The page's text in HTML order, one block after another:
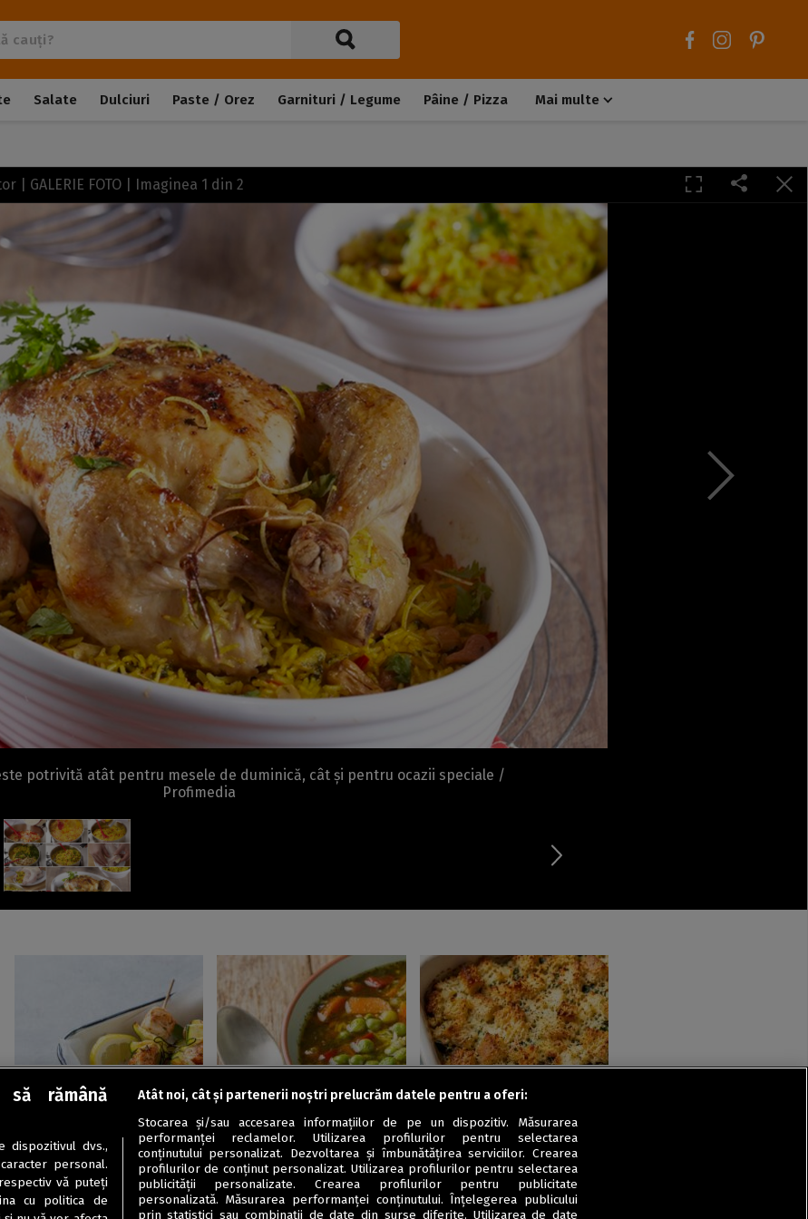
Salate Dulciuri Paste / Orez Garnituri / Legume Pâine / Pizza Mai multe
Chiteluțe / Carne tocată
Biscuiți / Fursecuri
Deserturi de post
Înghețată
Tarte sărate
Tarte dulci / Cheesecake
Decorațiuni / Condimente
Rețete de bază
Băuturi
Rețete de post
Ricette in italiano
| GALERIE FOTO | Imaginea 1 din 2
potrivită atât pentru mesele de duminică, cât și pentru ocazii speciale /
Profimedia
Frigărui de pui cu dovlecei,
ideale pentru mesele de
vară
Supă de pui cu orez și
legume
Budincă gratinată cu pui,
spanac și pâine crocantă
rămână
dispozitivul dvs.,
personal.
vă puteți
cu politica de
Atât noi, cât și partenerii noștri prelucrăm datele pentru a oferi:
Stocarea și/sau accesarea informațiilor de pe un dispozitiv. Măsurarea
performanței reclamelor. Utilizarea profilurilor pentru selectarea
conținutului personalizat. Dezvoltarea și îmbunătățirea serviciilor. Crearea
profilurilor de conținut personalizat. Utilizarea profilurilor pentru selectarea
publicității personalizate. Crearea profilurilor pentru publicitate
personalizată. Măsurarea performanței conținutului. Înțelegerea publicului
prin statistici sau combinații de date din surse diferite. Utilizarea de date